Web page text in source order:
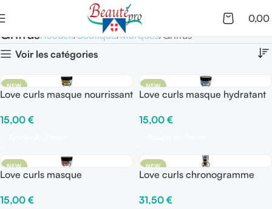
0,00
GriffusAccueil Boutique Marques Griffus
Voir les catégories
NEW
Love curls masque nourrissant
15,00 €
NEW
Love curls masque hydratant
15,00 €
NEW
Love curls masque
15,00 €
NEW
Love curls chronogramme
31,50 €